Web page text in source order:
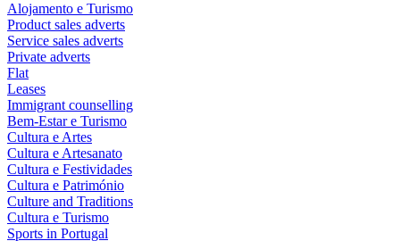
Alojamento e Turismo
Product sales adverts
Service sales adverts
Private adverts
Flat
Leases
Immigrant counselling
Bem-Estar e Turismo
Cultura e Artes
Cultura e Artesanato
Cultura e Festividades
Cultura e Património
Culture and Traditions
Cultura e Turismo
Sports in Portugal